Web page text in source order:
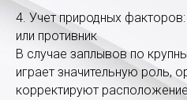
4. Учет природных
или противник
В случае заплывов по
играет значительную роль,
корректируют